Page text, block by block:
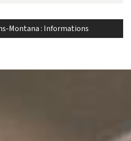
Montana : Informations